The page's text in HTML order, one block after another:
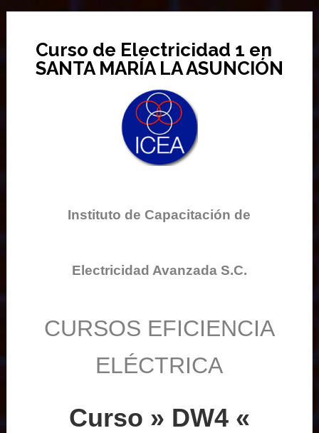
Curso de Electricidad 1 en
SANTA MARÍA LA ASUNCIÓN
Instituto de Capacitación de
Electricidad Avanzada S.C.
CURSOS EFICIENCIA
ELÉCTRICA
Curso » DW4 «